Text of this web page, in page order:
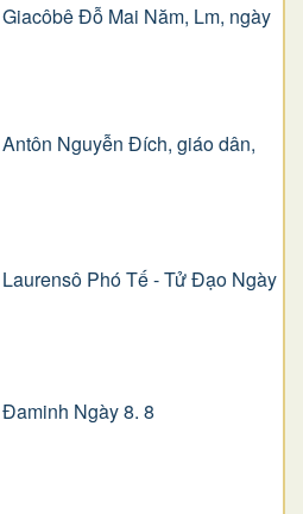
Ðỗ Mai Năm, Lm, ngày
Nguyễn Ðích, giáo dân,
Phó Tế - Tử Đạo Ngày
Ngày 8. 8